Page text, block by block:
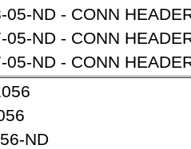
05-ND - CONN
05-ND - CONN
05-ND - CONN
ND